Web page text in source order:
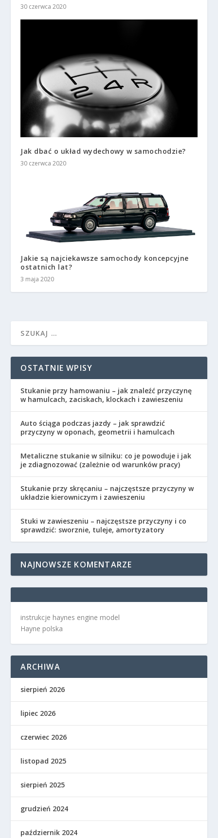
30 czerwca 2020
Jak dbać o układ wydechowy w samochodzie?
30 czerwca 2020
Jakie są najciekawsze samochody koncepcyjne
ostatnich lat?
3 maja 2020
OSTATNIE WPISY
Stukanie przy hamowaniu – jak znaleźć przyczynę
w hamulcach, zaciskach, klockach i zawieszeniu
Auto ściąga podczas jazdy – jak sprawdzić
przyczyny w oponach, geometrii i hamulcach
Metaliczne stukanie w silniku: co je powoduje i jak
je zdiagnozować (zależnie od warunków pracy)
Stukanie przy skręcaniu – najczęstsze przyczyny w
układzie kierowniczym i zawieszeniu
Stuki w zawieszeniu – najczęstsze przyczyny i co
sprawdzić: sworznie, tuleje, amortyzatory
NAJNOWSZE KOMENTARZE
instrukcje haynes engine model
Hayne polska
ARCHIWA
sierpień 2026
lipiec 2026
czerwiec 2026
listopad 2025
sierpień 2025
grudzień 2024
październik 2024